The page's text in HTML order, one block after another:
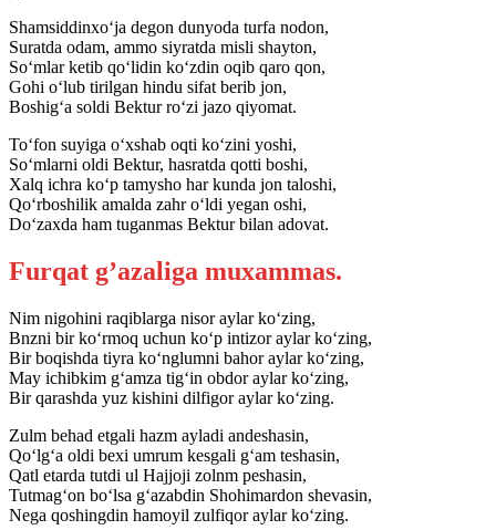
Shamsiddinxo‘ja degon dunyoda turfa nodon,
Suratda odam, ammo siyratda misli shayton,
So‘mlar ketib qo‘lidin ko‘zdin oqib qaro qon,
Gohi o‘lub tirilgan hindu sifat berib jon,
Boshig‘a soldi Bektur ro‘zi jazo qiyomat.
To‘fon suyiga o‘xshab oqti ko‘zini yoshi,
So‘mlarni oldi Bektur, hasratda qotti boshi,
Xalq ichra ko‘p tamysho har kunda jon taloshi,
Qo‘rboshilik amalda zahr o‘ldi yegan oshi,
Do‘zaxda ham tuganmas Bektur bilan adovat.
Furqat g’azaliga muxammas.
Nim nigohini raqiblarga nisor aylar ko‘zing,
Bnzni bir ko‘rmoq uchun ko‘p intizor aylar ko‘zing,
Bir boqishda tiyra ko‘nglumni bahor aylar ko‘zing,
May ichibkim g‘amza tig‘in obdor aylar ko‘zing,
Bir qarashda yuz kishini dilfigor aylar ko‘zing.
Zulm behad etgali hazm ayladi andeshasin,
Qo‘lg‘a oldi bexi umrum kesgali g‘am teshasin,
Qatl etarda tutdi ul Hajjoji zolnm peshasin,
Tutmag‘on bo‘lsa g‘azabdin Shohimardon shevasin,
Nega qoshingdin hamoyil zulfiqor aylar ko‘zing.